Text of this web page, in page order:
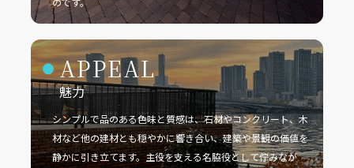
APPEAL
魅力
シンプルで品のある色味と質感は、石材やコンクリート、木
材など他の建材とも穏やかに響き合い、建築や景観の価値を
静かに引き立てます。主役を支える名脇役として佇みなが